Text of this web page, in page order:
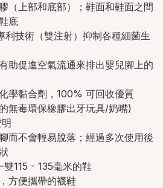
（上部和底部）；鞋面和鞋面之間
底
利技術（雙注射）抑制各種細菌生
助促進空氣流通來排出嬰兒腳上的
學黏合劑，100% 可回收優質
無毒環保橡膠出牙玩具/奶嘴)
而不會輕易脫落；經過多次使用後
115 - 135毫米的鞋
方便攜帶的襪鞋